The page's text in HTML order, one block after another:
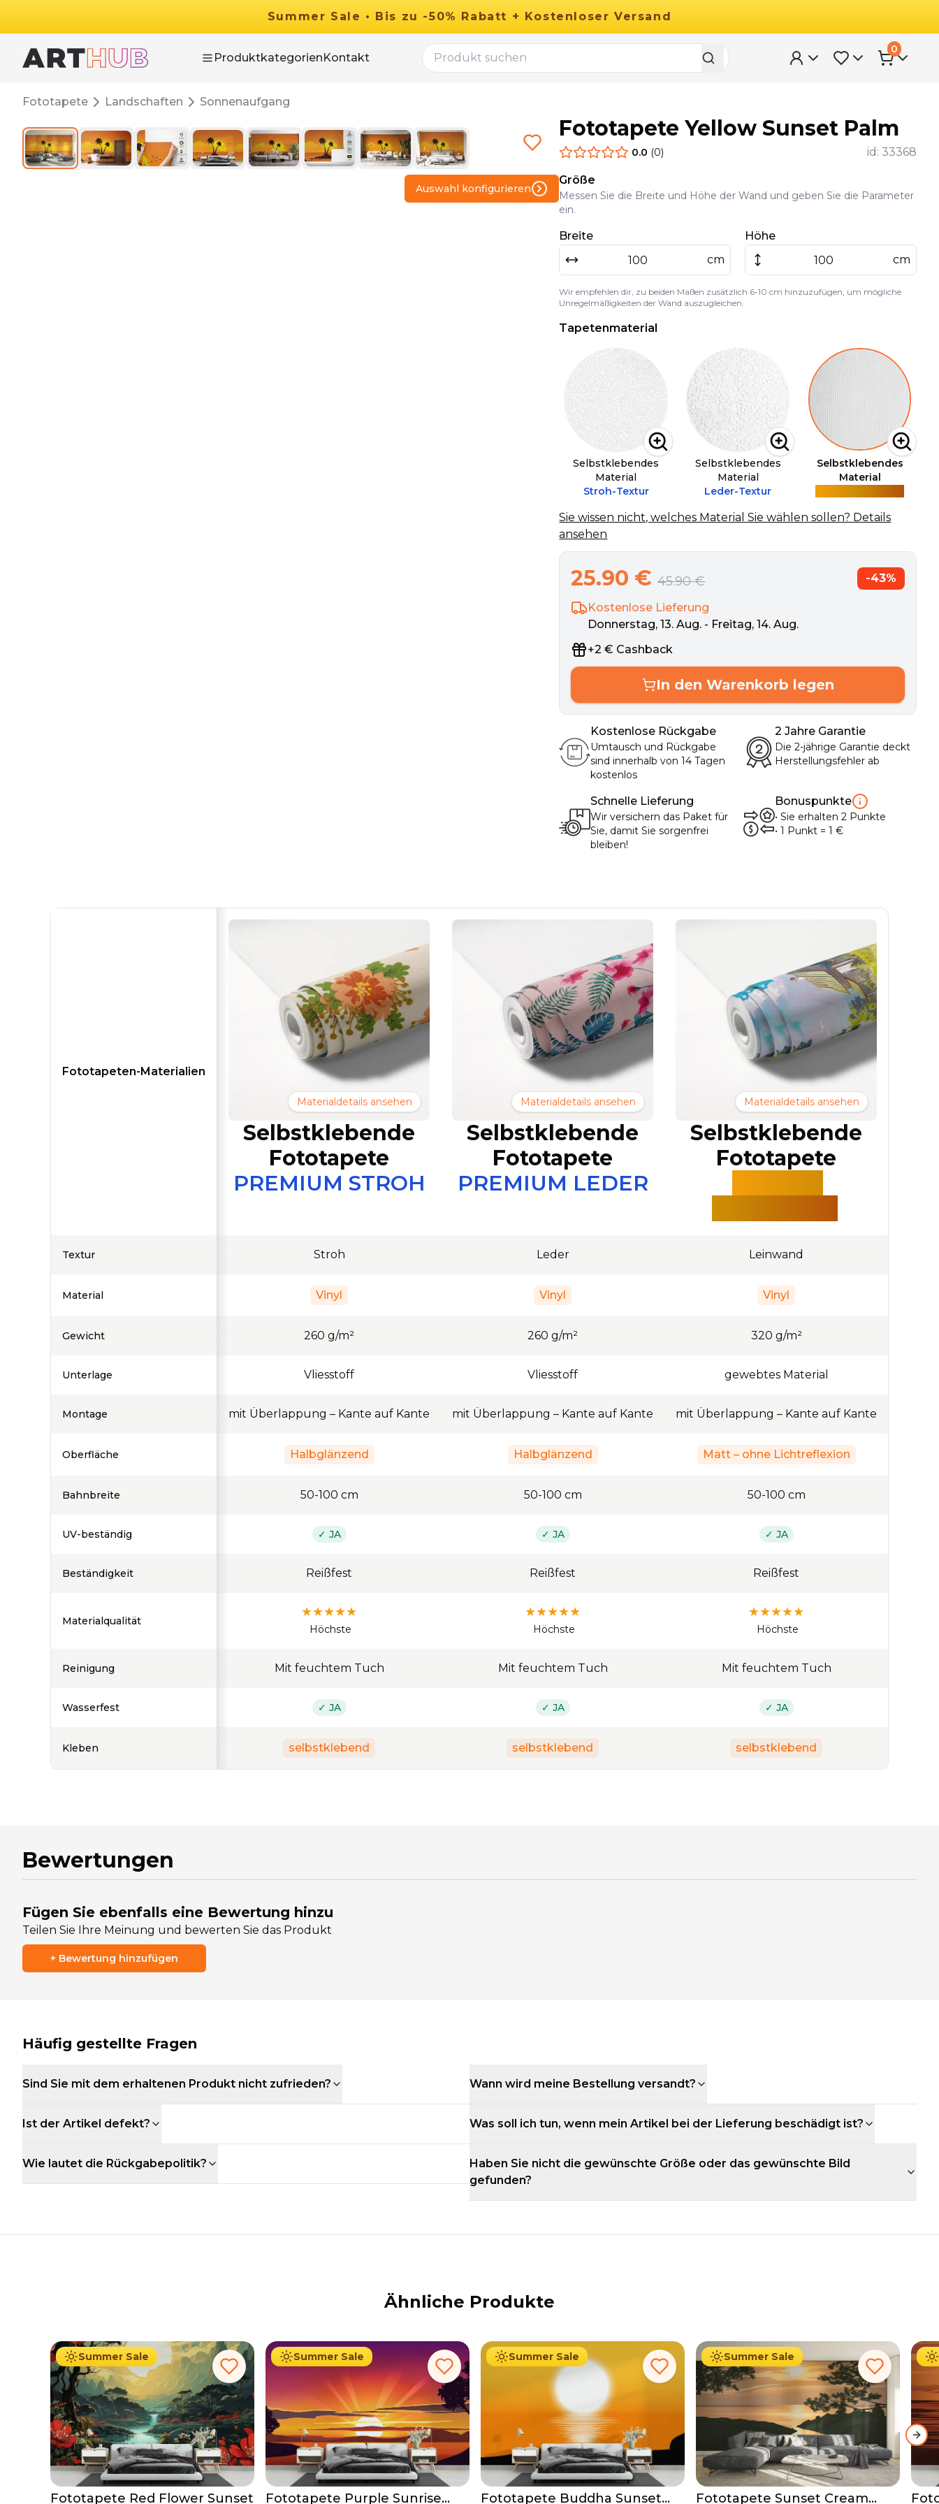
Summer Sale • Bis zu -50% Rabatt + Kostenloser Versand
ProduktkategorienKontakt
0
Fototapete Landschaften Sonnenaufgang
Summer Sale
Auswahl konfigurieren
Fototapete Yellow Sunset Palm
0.0 (0) id: 33368
Größe
Messen Sie die Breite und Höhe der Wand und geben Sie die Parameter
ein.
Breite
cm
Höhe
cm
Wir empfehlen dir, zu beiden Maßen zusätzlich 6-10 cm hinzuzufügen, um mögliche
Unregelmäßigkeiten der Wand auszugleichen.
Tapetenmaterial
Selbstklebendes
Material
Stroh-Textur
Selbstklebendes
Material
Leder-Textur
Selbstklebendes
Material
Sie wissen nicht, welches Material Sie wählen sollen? Details
ansehen
25.90 € 45.90 € -43%
Kostenlose Lieferung
Donnerstag, 13. Aug. - Freitag, 14. Aug.
+2 € Cashback
In den Warenkorb legen
Kostenlose Rückgabe
Umtausch und Rückgabe
sind innerhalb von 14 Tagen
kostenlos
2 Jahre Garantie
Die 2-jährige Garantie deckt
Herstellungsfehler ab
Schnelle Lieferung
Wir versichern das Paket für
Sie, damit Sie sorgenfrei
bleiben!
Bonuspunkte
•Sie erhalten 2 Punkte
• 1 Punkt = 1 €
Fototapeten-Materialien
Materialdetails ansehen
Selbstklebende
Fototapete
PREMIUM STROH
Materialdetails ansehen
Selbstklebende
Fototapete
PREMIUM LEDER
Materialdetails ansehen
Selbstklebende
Fototapete
Textur Stroh Leder Leinwand
Material Vinyl Vinyl Vinyl
Gewicht 260 g/m² 260 g/m² 320 g/m²
Unterlage Vliesstoff Vliesstoff gewebtes Material
Montage mit Überlappung – Kante auf Kante mit Überlappung – Kante auf Kante mit Überlappung – Kante auf Kante
Oberfläche Halbglänzend Halbglänzend Matt – ohne Lichtreflexion
Bahnbreite 50-100 cm 50-100 cm 50-100 cm
UV-beständig ✓ JA ✓ JA ✓ JA
Beständigkeit Reißfest Reißfest Reißfest
Materialqualität
★★★★★
Höchste
★★★★★
Höchste
★★★★★
Höchste
Reinigung Mit feuchtem Tuch Mit feuchtem Tuch Mit feuchtem Tuch
Wasserfest ✓ JA ✓ JA ✓ JA
Kleben selbstklebend selbstklebend selbstklebend
Bewertungen
Fügen Sie ebenfalls eine Bewertung hinzu
Teilen Sie Ihre Meinung und bewerten Sie das Produkt
+ Bewertung hinzufügen
Häufig gestellte Fragen
Sind Sie mit dem erhaltenen Produkt nicht zufrieden?
Ist der Artikel defekt?
Wie lautet die Rückgabepolitik?
Wann wird meine Bestellung versandt?
Was soll ich tun, wenn mein Artikel bei der Lieferung beschädigt ist?
Haben Sie nicht die gewünschte Größe oder das gewünschte Bild
gefunden?
Ähnliche Produkte
Summer Sale
Fototapete Red Flower Sunset
Summer Sale
Fototapete Purple Sunrise
Summer Sale
Fototapete Buddha Sunset
Summer Sale
Fototapete Sunset Cream